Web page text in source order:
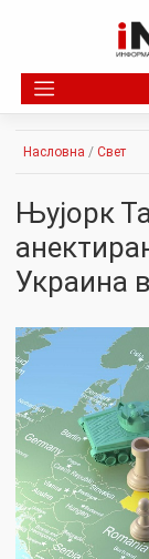
Насловна / Свет
Њујорк
Украина